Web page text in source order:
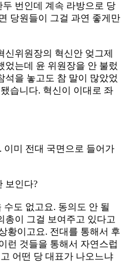
번인데 계속 라방으로 당
당원들이 그걸 과연 좋게만
위원장의 혁신안 엊그제
었는데 윤 위원장을 안 불렀
석을 놓고도 참 말이 많았었
습니다. 혁신이 이대로 좌
이미 전대 국면으로 들어가
보인다?
도 없고요. 동의도 안 될
총이 그걸 보여주고 있다고
황이고요. 전대를 통해서 후
런 것들을 통해서 자연스럽
어떤 당 대표가 나오느냐